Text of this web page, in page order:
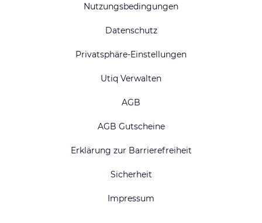
Nutzungsbedingungen
Datenschutz
Privatsphäre-Einstellungen
Utiq Verwalten
AGB
AGB Gutscheine
Erklärung zur Barrierefreiheit
Sicherheit
Impressum